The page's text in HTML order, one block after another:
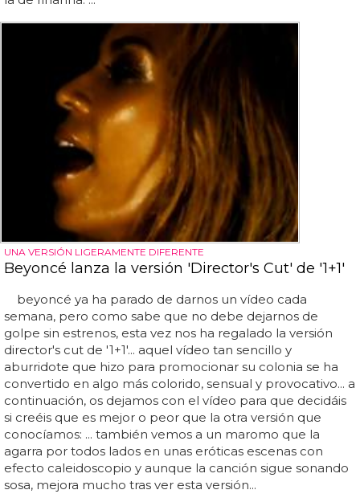
UNA VERSIÓN LIGERAMENTE DIFERENTE
Beyoncé lanza la versión 'Director's Cut' de '1+1'
beyoncé ya ha parado de darnos un vídeo cada
semana, pero como sabe que no debe dejarnos de
golpe sin estrenos, esta vez nos ha regalado la versión
director's cut de '1+1'... aquel vídeo tan sencillo y
aburridote que hizo para promocionar su colonia se ha
convertido en algo más colorido, sensual y provocativo... a
continuación, os dejamos con el vídeo para que decidáis
si creéis que es mejor o peor que la otra versión que
conocíamos: ... también vemos a un maromo que la
agarra por todos lados en unas eróticas escenas con
efecto caleidoscopio y aunque la canción sigue sonando
sosa, mejora mucho tras ver esta versión...